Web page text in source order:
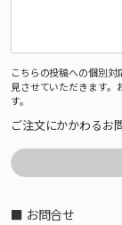
こちらの投稿への個別
見させていただきます。
す。
ご注文にかかわるお
■ お問合せ